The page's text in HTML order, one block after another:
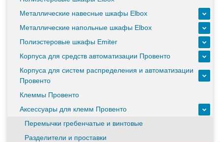
подстанций
Кабели для промышленных сетей в новом каталоге ANC
Как предотвратить отказы аккумуляторов ИБП. Причины
выхода из строя АКБ
С 3–4 ноября 2025 г. инвентаризация на складе. Отгрузка
товара производиться не будет!
Металлические навесные шкафы Elbox
Металлические напольные шкафы Elbox
Полиэстеровые шкафы Emiter
Корпуса для средств автоматизации Провенто
Корпуса для систем распределения и автоматизации
Провенто
Клеммы Провенто
Аксессуары для клемм Провенто
Перемычки гребенчатые и винтовые
Разделители и проставки